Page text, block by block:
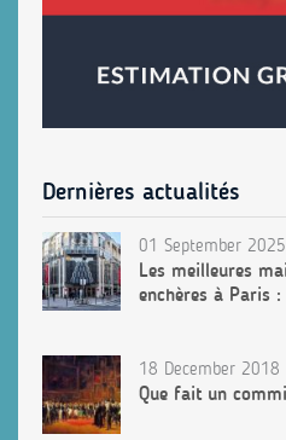
Dernières actualités
01 September 2025
Les meilleures
enchères à Paris
18 December 2018
Que fait un